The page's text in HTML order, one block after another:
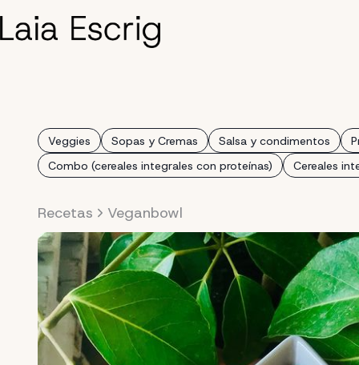
Veggies Sopas y Cremas Salsa y condimentos
Combo (cereales integrales con proteínas)
Cereales
Recetas Veganbowl